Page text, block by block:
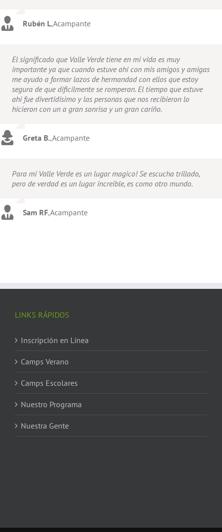
Rubén L,Acampante
El significado que Valle Verde tiene en mi vida es muy
importante ya que cuando estuve ahi con mis amigos y amigas
me ayudo a formar lazos de hermandad con ellos que estoy
segura de que dificilmente se romperan. El tiempo que estuve
ahi fue divertidisimo y las personas que nos recibieron lo
hicieron con un a gran sonrisa y un gran cariño.
Greta B.,Acampante
Para mi Valle Verde es un lugar magico! Se escucha trillado,
pero de verdad es un lugar increible, es como otro mundo.
Sam RF,Acampante
LINKS RÁPIDOS
Inscripción en Línea
Camps Verano
Camps Escolares
Nuestro Programa
Nuestra Gente